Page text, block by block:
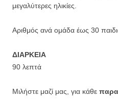
μεγαλύτερες ηλικίες.
Αριθμός ανά ομάδα έως 30
ΔΙΑΡΚΕΙΑ
90 λεπτά
Μιλήστε μαζί μας, για κάθε